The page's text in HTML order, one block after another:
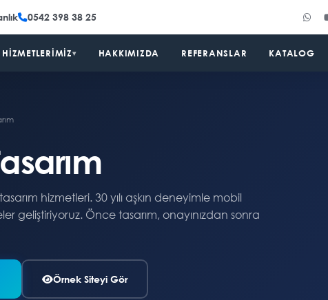
0542 398 38 25
HIZMETLERIMIZ▾ HAKKIMIZDA REFERANSLAR KATALOG
hizmetleri. 30 yılı aşkın deneyimle mobil
geliştiriyoruz. Önce tasarım, onayınızdan sonra
Örnek Siteyi Gör